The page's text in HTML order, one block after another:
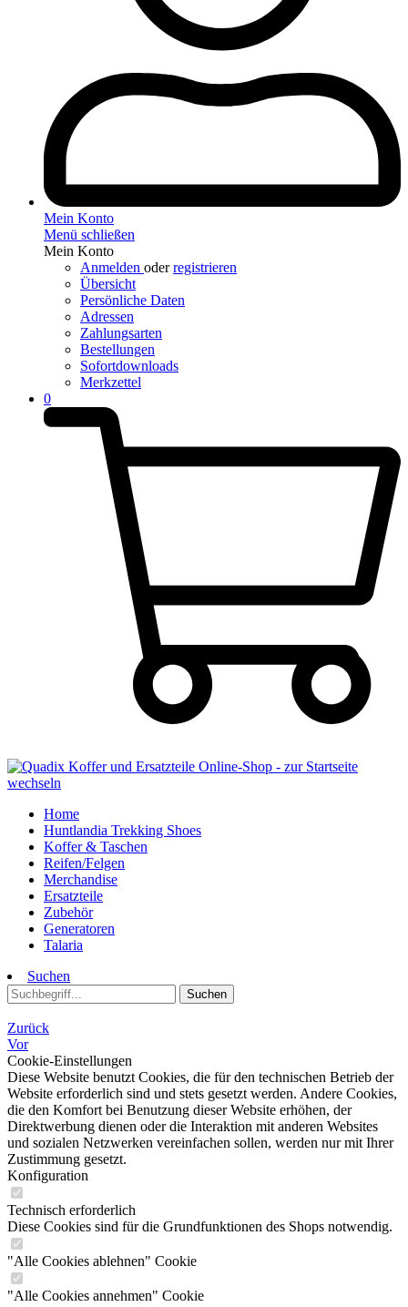
Mein Konto
Menü schließen
Mein Konto
Anmelden oderregistrieren
Übersicht
Persönliche Daten
Adressen
Zahlungsarten
Bestellungen
Sofortdownloads
Merkzettel
0
Home
Huntlandia Trekking Shoes
Koffer & Taschen
Reifen/Felgen
Merchandise
Ersatzteile
Zubehör
Generatoren
Talaria
Suchen
Suchen
Zurück
Vor
Cookie-Einstellungen
Diese Website benutzt Cookies, die für den technischen Betrieb der
Website erforderlich sind und stets gesetzt werden. Andere Cookies,
die den Komfort bei Benutzung dieser Website erhöhen, der
Direktwerbung dienen oder die Interaktion mit anderen Websites
und sozialen Netzwerken vereinfachen sollen, werden nur mit Ihrer
Zustimmung gesetzt.
Konfiguration
Technisch erforderlich
Diese Cookies sind für die Grundfunktionen des Shops notwendig.
"Alle Cookies ablehnen" Cookie
"Alle Cookies annehmen" Cookie